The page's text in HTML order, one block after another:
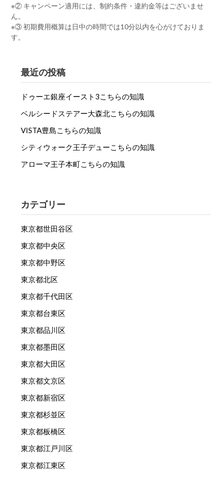
※② キャンペーン適用には、制約条件・違約金等はございませ
ん。
※③ 初期費用概算は日中の時間では10分以内を心がけておりま
す。
最近の投稿
ドゥーエ銀座イースト3こちらの知識
ベルシードステアー大森北こちらの知識
VISTA豊島こちらの知識
シティウォーク王子デューこちらの知識
アローマ王子本町こちらの知識
カテゴリー
東京都世田谷区
東京都中央区
東京都中野区
東京都北区
東京都千代田区
東京都台東区
東京都品川区
東京都墨田区
東京都大田区
東京都文京区
東京都新宿区
東京都杉並区
東京都板橋区
東京都江戸川区
東京都江東区